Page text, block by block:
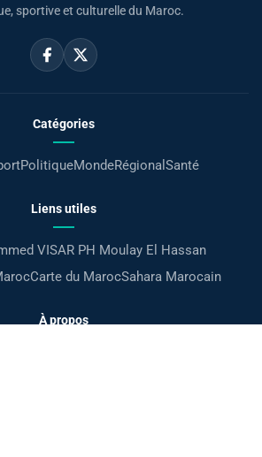
sportive et culturelle du Maroc.
Catégories
PolitiqueMondeRégional Santé
Liens utiles
VISAR PH Moulay El Hassan
Carte du MarocSahara Marocain
À propos